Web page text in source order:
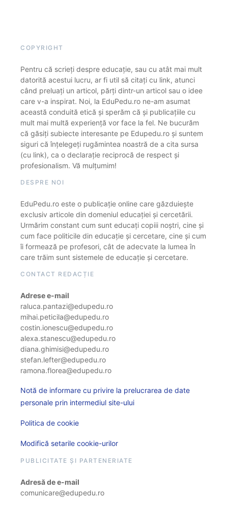
COPYRIGHT
Pentru că scrieți despre educație, sau cu atât mai mult
datorită acestui lucru, ar fi util să citați cu link, atunci
când preluați un articol, părți dintr-un articol sau o idee
care v-a inspirat. Noi, la EduPedu.ro ne-am asumat
această conduită etică și sperăm că și publicațiile cu
mult mai multă experiență vor face la fel. Ne bucurăm
că găsiți subiecte interesante pe Edupedu.ro și suntem
siguri că înțelegeți rugămintea noastră de a cita sursa
(cu link), ca o declarație reciprocă de respect și
profesionalism. Vă mulțumim!
DESPRE NOI
EduPedu.ro este o publicație online care găzduiește
exclusiv articole din domeniul educației și cercetării.
Urmărim constant cum sunt educați copiii noștri, cine și
cum face politicile din educație și cercetare, cine și cum
îi formează pe profesori, cât de adecvate la lumea în
care trăim sunt sistemele de educație și cercetare.
CONTACT REDACȚIE
Adrese e-mail
raluca.pantazi@edupedu.ro
mihai.peticila@edupedu.ro
costin.ionescu@edupedu.ro
alexa.stanescu@edupedu.ro
diana.ghimisi@edupedu.ro
stefan.lefter@edupedu.ro
ramona.florea@edupedu.ro
Notă de informare cu privire la prelucrarea de date
personale prin intermediul site-ului
Politica de cookie
Modifică setarile cookie-urilor
PUBLICITATE ȘI PARTENERIATE
Adresă de e-mail
comunicare@edupedu.ro